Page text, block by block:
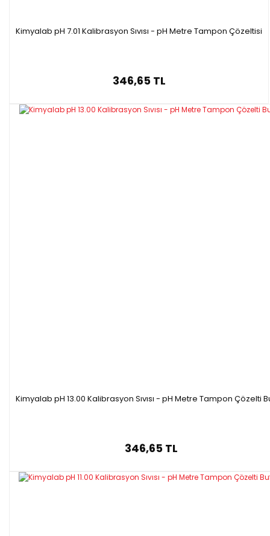
Kimyalab pH 7.01 Kalibrasyon Sıvısı - pH Metre Tampon Çözeltisi
346,65 TL
Kimyalab pH 13.00 Kalibrasyon Sıvısı - pH Metre Tampon Çözelti
346,65 TL